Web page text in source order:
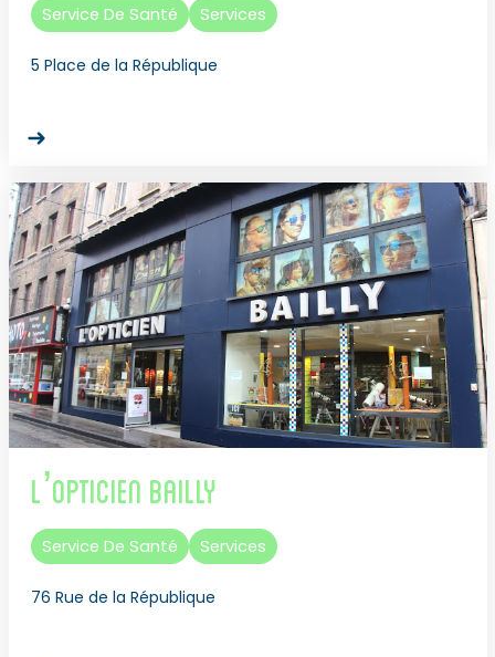
Service De Santé Services
5 Place de la République
L’Opticien Bailly
Service De Santé Services
76 Rue de la République